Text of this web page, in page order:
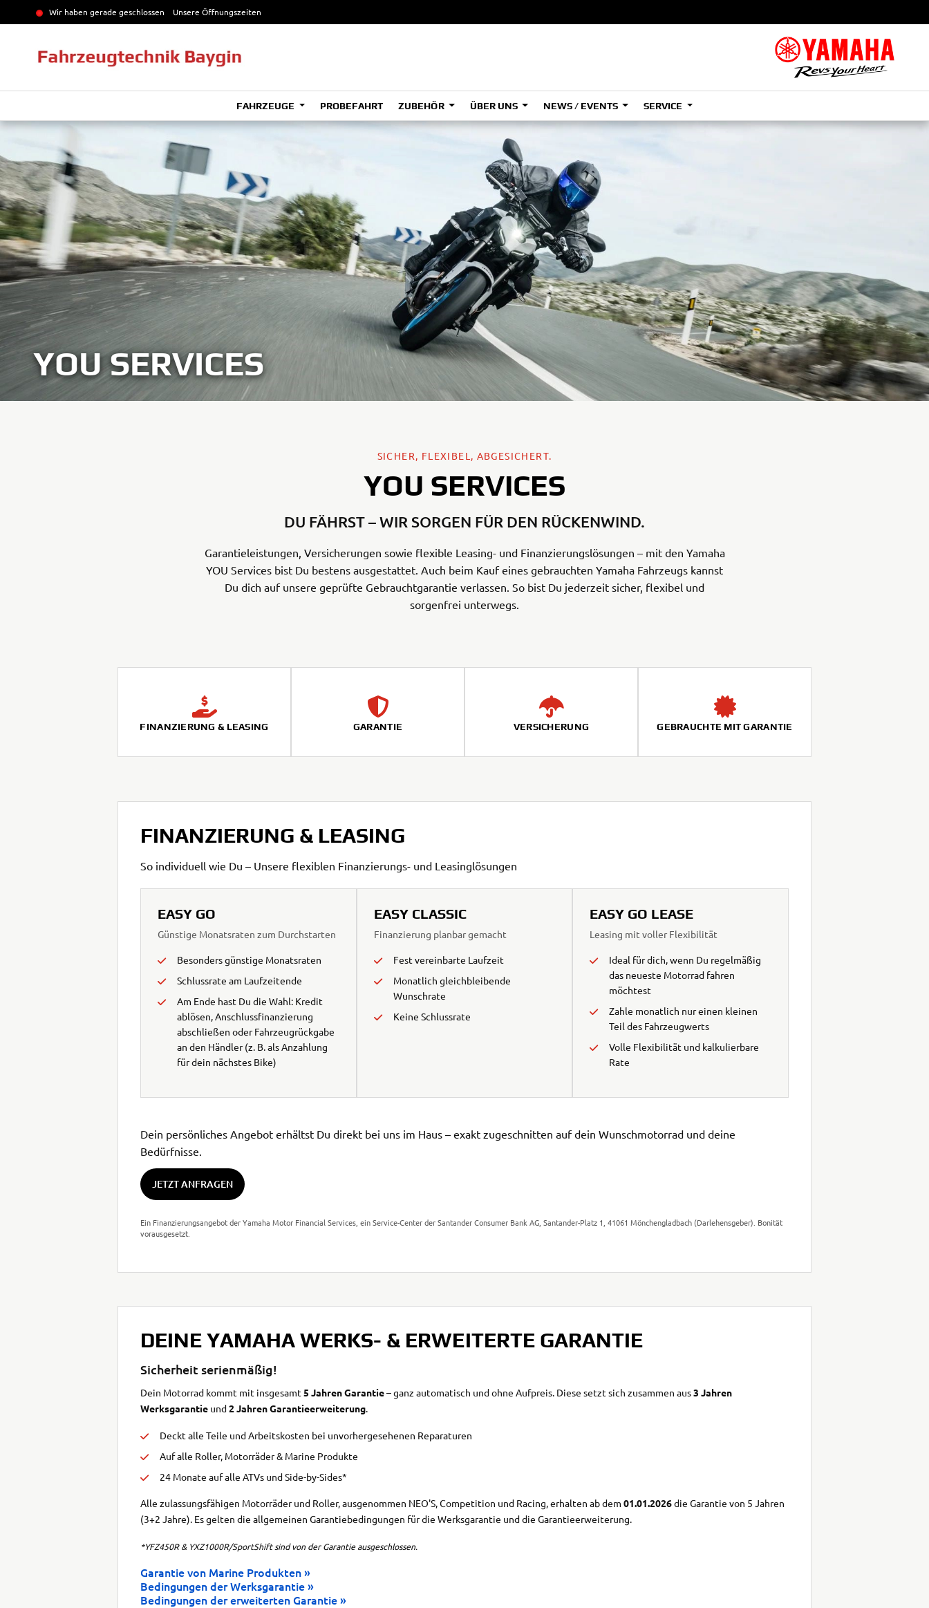
Wir haben gerade geschlossen Unsere Öffnungszeiten
FAHRZEUGE
ADVENTURE
SPORT TOURING
SUPERSPORT
Tenere
700
Tenere
A2
Tenere
700
A
Tenere
700
Rally
Tenere
700
Rally
35kW
PROBEFAHRT ZUBEHÖR ÜBER UNS NEWS / EVENTS SERVICE
YOU SERVICES
SICHER, FLEXIBEL, ABGESICHERT.
YOU SERVICES
DU FÄHRST – WIR SORGEN FÜR DEN RÜCKENWIND.
Garantieleistungen, Versicherungen sowie flexible Leasing- und Finanzierungslösungen – mit den Yamaha
YOU Services bist Du bestens ausgestattet. Auch beim Kauf eines gebrauchten Yamaha Fahrzeugs kannst
Du dich auf unsere geprüfte Gebrauchtgarantie verlassen. So bist Du jederzeit sicher, flexibel und
sorgenfrei unterwegs.
FINANZIERUNG & LEASING GARANTIE VERSICHERUNG GEBRAUCHTE MIT GARANTIE
FINANZIERUNG & LEASING
So individuell wie Du – Unsere flexiblen Finanzierungs- und Leasinglösungen
EASY GO
Günstige Monatsraten zum Durchstarten
Besonders günstige Monatsraten
Schlussrate am Laufzeitende
Am Ende hast Du die Wahl: Kredit
ablösen, Anschlussfinanzierung
abschließen oder Fahrzeugrückgabe
an den Händler (z. B. als Anzahlung
für dein nächstes Bike)
EASY CLASSIC
Finanzierung planbar gemacht
Fest vereinbarte Laufzeit
Monatlich gleichbleibende
Wunschrate
Keine Schlussrate
EASY GO LEASE
Leasing mit voller Flexibilität
Ideal für dich, wenn Du regelmäßig
das neueste Motorrad fahren
möchtest
Zahle monatlich nur einen kleinen
Teil des Fahrzeugwerts
Volle Flexibilität und kalkulierbare
Rate
Dein persönliches Angebot erhältst Du direkt bei uns im Haus – exakt zugeschnitten auf dein Wunschmotorrad und deine
Bedürfnisse.
JETZT ANFRAGEN
Ein Finanzierungsangebot der Yamaha Motor Financial Services, ein Service-Center der Santander Consumer Bank AG, Santander-Platz 1, 41061 Mönchengladbach (Darlehensgeber). Bonität
vorausgesetzt.
DEINE YAMAHA WERKS- & ERWEITERTE GARANTIE
Sicherheit serienmäßig!
Dein Motorrad kommt mit insgesamt 5 Jahren Garantie– ganz automatisch und ohne Aufpreis. Diese setzt sich zusammen aus3 Jahren
Werksgarantie und2 Jahren Garantieerweiterung.
Deckt alle Teile und Arbeitskosten bei unvorhergesehenen Reparaturen
Auf alle Roller, Motorräder & Marine Produkte
24 Monate auf alle ATVs und Side-by-Sides*
Alle zulassungsfähigen Motorräder und Roller, ausgenommen NEO'S, Competition und Racing, erhalten ab dem 01.01.2026die Garantie von 5 Jahren
(3+2 Jahre). Es gelten die allgemeinen Garantiebedingungen für die Werksgarantie und die Garantieerweiterung.
*YFZ450R & YXZ1000R/SportShift sind von der Garantie ausgeschlossen.
Garantie von Marine Produkten
Bedingungen der Werksgarantie
Bedingungen der erweiterten Garantie